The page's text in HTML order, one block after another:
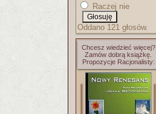
Raczej nie
Oddano 121 głosów.
Chcesz wiedzieć więcej?
Zamów dobrą książkę.
Propozycje Racjonalisty: